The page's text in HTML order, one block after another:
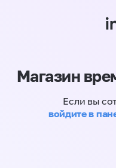
Магазин
Если вы
войдите в